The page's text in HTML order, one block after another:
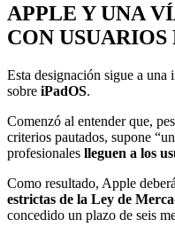
APPLE Y UNA
CON
Esta designación sigue a una
sobre iPadOS.
Comenzó al entender que,
criterios pautados, supone
profesionales lleguen a los
Como resultado, Apple
estrictas de la Ley de
concedido un plazo de seis